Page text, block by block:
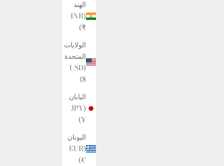
الهند
(INR
₹)
الولايات
المتحدة
(USD
$)
اليابان
(JPY
¥)
اليونان
(EUR
€)